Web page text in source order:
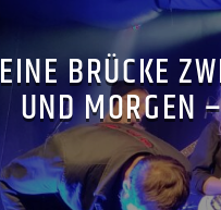
EINE BRÜCKE
UND MORGEN